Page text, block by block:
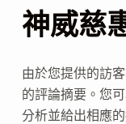
神威慈
由於您提供的訪
的評論摘要。您
分析並給出相應的